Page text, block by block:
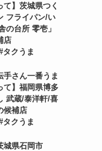
て】茨城県つく
フライパン/い
の台所 零壱」
店
タクうま
手さん一番うま
て】福岡県博多
武蔵/泰洋軒/喜
候補店
タクうま
城県石岡市